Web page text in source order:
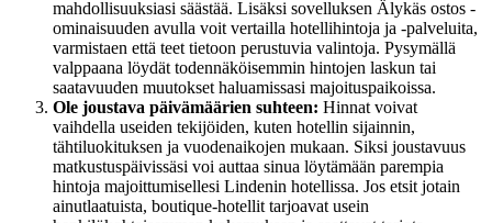
mahdollisuuksiasi säästää. Lisäksi sovelluksen Älykäs ostos -
ominaisuuden avulla voit vertailla hotellihintoja ja -palveluita,
varmistaen että teet tietoon perustuvia valintoja. Pysymällä
valppaana löydät todennäköisemmin hintojen laskun tai
saatavuuden muutokset haluamissasi majoituspaikoissa.
Ole joustava päivämäärien suhteen: Hinnat voivat
vaihdella useiden tekijöiden, kuten hotellin sijainnin,
tähtiluokituksen ja vuodenaikojen mukaan. Siksi joustavuus
matkustuspäivissäsi voi auttaa sinua löytämään parempia
hintoja majoittumisellesi Lindenin hotellissa. Jos etsit jotain
ainutlaatuista, boutique-hotellit tarjoavat usein